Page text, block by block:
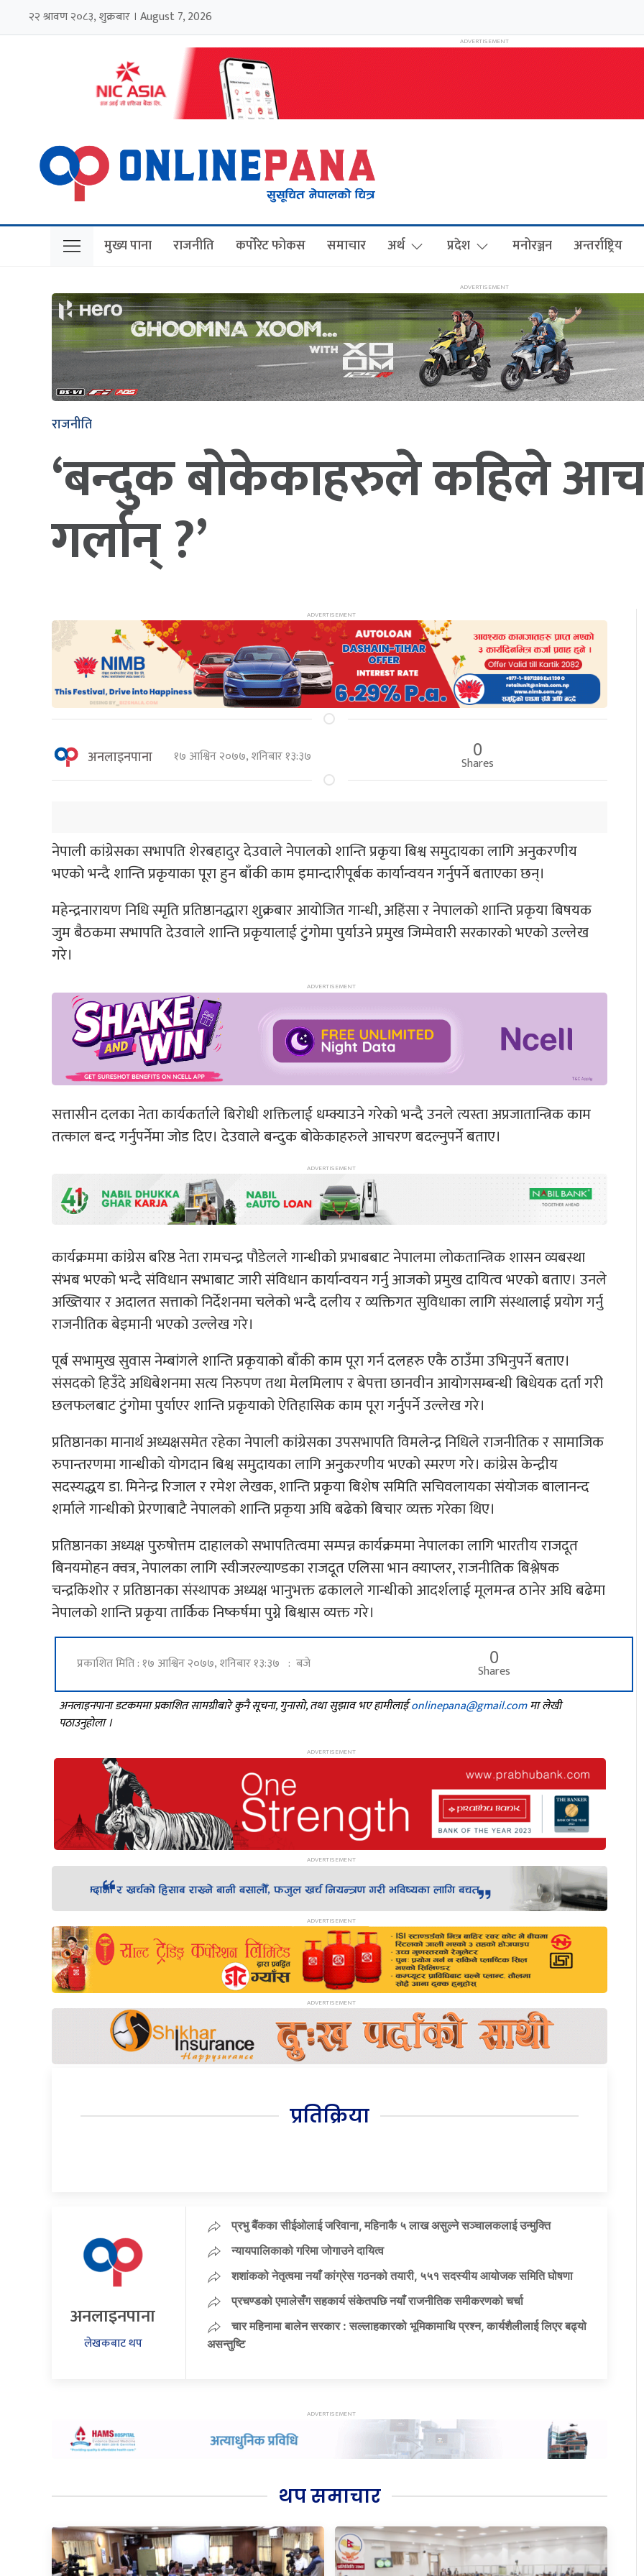
२२ श्रावण २०८३, शुक्रबार । August 7, 2026
मुख्य पाना राजनीति कर्पोरेट फोकस समाचार अर्थ प्रदेश मनोरञ्जन अन्तर्राष्ट्रिय
राजनीति
‘बन्दुक बोकेकाहरुले कहिले
गर्लान् ?’
अनलाइनपाना १७ आश्विन २०७७, शनिबार १३:३७ 0
Shares
नेपाली कांग्रेसका सभापति शेरबहादुर देउवाले नेपालको शान्ति प्रकृया बिश्व समुदायका लागि अनुकरणीय
भएको भन्दै शान्ति प्रकृयाका पूरा हुन बाँकी काम इमान्दारीपूर्बक कार्यान्वयन गर्नुपर्ने बताएका छन्।
महेन्द्रनारायण निधि स्मृति प्रतिष्ठानद्धारा शुक्रबार आयोजित गान्धी, अहिंसा र नेपालको शान्ति प्रकृया बिषयक
जुम बैठकमा सभापति देउवाले शान्ति प्रकृयालाई टुंगोमा पुर्याउने प्रमुख जिम्मेवारी सरकारको भएको उल्लेख
गरे।
सत्तासीन दलका नेता कार्यकर्ताले बिरोधी शक्तिलाई धम्क्याउने गरेको भन्दै उनले त्यस्ता अप्रजातान्त्रिक काम
तत्काल बन्द गर्नुपर्नेमा जोड दिए। देउवाले बन्दुक बोकेकाहरुले आचरण बदल्नुपर्ने बताए।
कार्यक्रममा कांग्रेस बरिष्ठ नेता रामचन्द्र पौडेलले गान्धीको प्रभाबबाट नेपालमा लोकतान्त्रिक शासन व्यबस्था
संभब भएको भन्दै संविधान सभाबाट जारी संविधान कार्यान्वयन गर्नु आजको प्रमुख दायित्व भएको बताए। उनले
अख्तियार र अदालत सत्ताको निर्देशनमा चलेको भन्दै दलीय र व्यक्तिगत सुविधाका लागि संस्थालाई प्रयोग गर्नु
राजनीतिक बेइमानी भएको उल्लेख गरे।
पूर्ब सभामुख सुवास नेम्बांगले शान्ति प्रकृयाको बाँकी काम पूरा गर्न दलहरु एकै ठाउँमा उभिनुपर्ने बताए।
संसदको हिउँदे अधिबेशनमा सत्य निरुपण तथा मेलमिलाप र बेपत्ता छानवीन आयोगसम्बन्धी बिधेयक दर्ता गरी
छलफलबाट टुंगोमा पुर्याएर शान्ति प्रकृयाको ऐतिहासिक काम पूरा गर्नुपर्ने उल्लेख गरे।
प्रतिष्ठानका मानार्थ अध्यक्षसमेत रहेका नेपाली कांग्रेसका उपसभापति विमलेन्द्र निधिले राजनीतिक र सामाजिक
रुपान्तरणमा गान्धीको योगदान बिश्व समुदायका लागि अनुकरणीय भएको स्मरण गरे। कांग्रेस केन्द्रीय
सदस्यद्धय डा. मिनेन्द्र रिजाल र रमेश लेखक, शान्ति प्रकृया बिशेष समिति सचिवलायका संयोजक बालानन्द
शर्माले गान्धीको प्रेरणाबाटै नेपालको शान्ति प्रकृया अघि बढेको बिचार व्यक्त गरेका थिए।
प्रतिष्ठानका अध्यक्ष पुरुषोत्तम दाहालको सभापतित्वमा सम्पन्न कार्यक्रममा नेपालका लागि भारतीय राजदूत
बिनयमोहन क्वत्र, नेपालका लागि स्वीजरल्याण्डका राजदूत एलिसा भान क्याप्लर, राजनीतिक बिश्लेषक
चन्द्रकिशोर र प्रतिष्ठानका संस्थापक अध्यक्ष भानुभक्त ढकालले गान्धीको आदर्शलाई मूलमन्त्र ठानेर अघि बढेमा
नेपालको शान्ति प्रकृया तार्किक निष्कर्षमा पुग्ने बिश्वास व्यक्त गरे।
प्रकाशित मिति : १७ आश्विन २०७७, शनिबार १३:३७ : बजे 0
Shares
अनलाइनपाना डटकममा प्रकाशित सामग्रीबारे कुनै सूचना, गुनासो, तथा सुझाव भए हामीलाईonlinepana@gmail.comमा लेखी
पठाउनुहोला ।
प्रतिक्रिया
अनलाइनपाना
लेखकबाट थप
प्रभु बैंकका सीईओलाई जरिवाना, महिनाकै ५ लाख असुल्ने सञ्चालकलाई उन्मुक्ति
न्यायपालिकाको गरिमा जोगाउने दायित्व
शशांकको नेतृत्वमा नयाँ कांग्रेस गठनको तयारी, ५५१ सदस्यीय आयोजक समिति घोषणा
प्रचण्डको एमालेसँग सहकार्य संकेतपछि नयाँ राजनीतिक समीकरणको चर्चा
चार महिनामा बालेन सरकार : सल्लाहकारको भूमिकामाथि प्रश्न, कार्यशैलीलाई लिएर बढ्यो
असन्तुष्टि
थप समाचार